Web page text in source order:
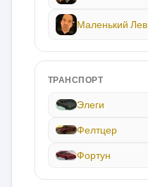
Маленький Лев
ТРАНСПОРТ
Элеги
Фелтцер
Фортун